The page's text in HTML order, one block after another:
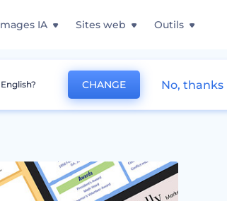
IA Sites web Outils
de CV pour le secteur de l'éducation
CHANGE No, thanks